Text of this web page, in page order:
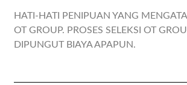
HATI-HATI PENIPUAN YANG
OT GROUP. PROSES SELEKSI OT
DIPUNGUT BIAYA APAPUN.